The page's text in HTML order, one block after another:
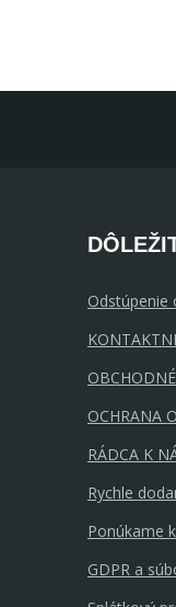
Odstúpenie
OCHRANA
RÁDCA K
Rychle
Ponúkame
GDPR a